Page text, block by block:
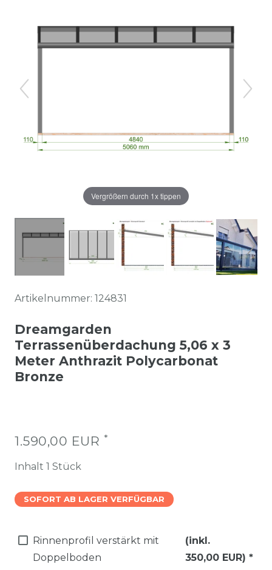
Vergrößern durch 1x tippen
Artikelnummer: 124831
Dreamgarden
Terrassenüberdachung 5,06 x 3
Meter Anthrazit Polycarbonat
Bronze
1.590,00 EUR *
Inhalt 1 Stück
SOFORT AB LAGER VERFÜGBAR
Rinnenprofil verstärkt mit
Doppelboden
(inkl.
350,00 EUR) *